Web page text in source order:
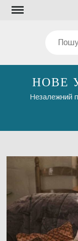
Перейти
Пошук
НОВЕ
Незалежний